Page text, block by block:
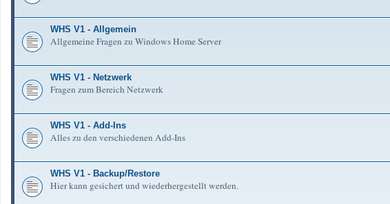
WHS V1 - Allgemein
Allgemeine Fragen zu Windows Home Server
WHS V1 - Netzwerk
Fragen zum Bereich Netzwerk
WHS V1 - Add-Ins
Alles zu den verschiedenen Add-Ins
WHS V1 - Backup/Restore
Hier kann gesichert und wiederhergestellt werden.